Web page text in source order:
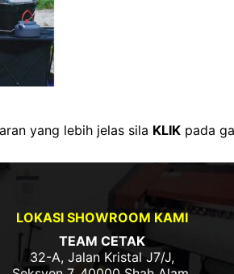
yang lebih jelas sila KLIKpada
LOKASI SHOWROOM KAMI
TEAM CETAK
32-A, Jalan Kristal J7/J,